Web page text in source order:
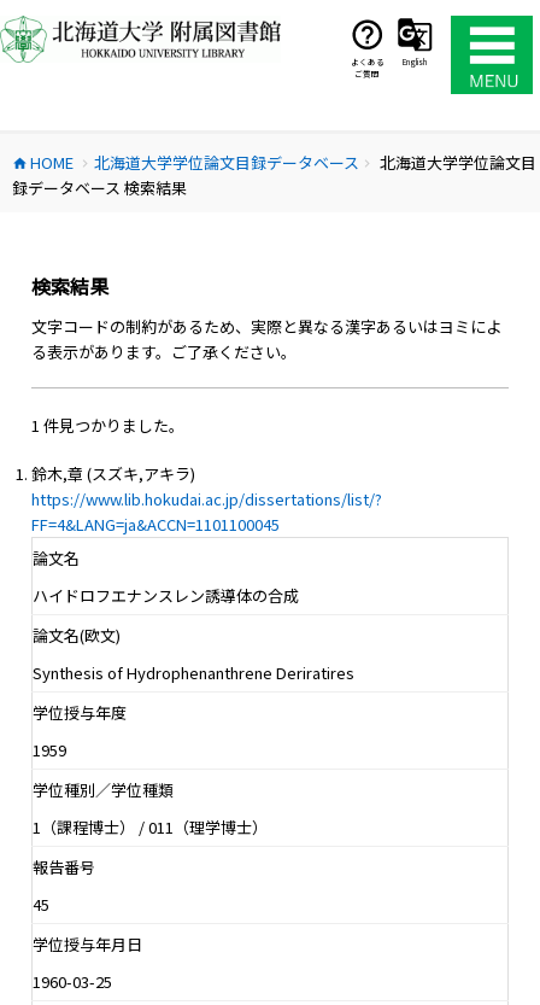
ン
テ
ス
キ
よくある
ご質問
English
home HOME chevron_right 北海道大学学位論文目録データベース chevron_right
北海道大学学位論文目
録データベース 検索結果
検索結果
文字コードの制約があるため、実際と異なる漢字あるいはヨミによ
る表示があります。ご了承ください。
1 件見つかりました。
鈴木,章 (スズキ,アキラ)
https://www.lib.hokudai.ac.jp/dissertations/list/?
FF=4&LANG=ja&ACCN=1101100045
論文名
ハイドロフエナンスレン誘導体の合成
論文名(欧文)
Synthesis of Hydrophenanthrene Deriratires
学位授与年度
1959
学位種別／学位種類
1（課程博士） / 011（理学博士）
報告番号
45
学位授与年月日
1960-03-25